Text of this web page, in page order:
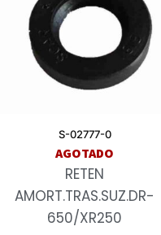
S-02777-0
AGOTADO
RETEN
AMORT.TRAS.SUZ.DR-
650/XR250